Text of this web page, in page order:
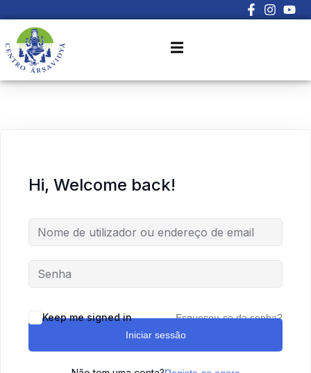
Hi, Welcome back!
Keep me signed in
Esqueceu-se da senha?
Iniciar sessão
Remember me Lost your password?
Sign up
Already have an account?Sign in